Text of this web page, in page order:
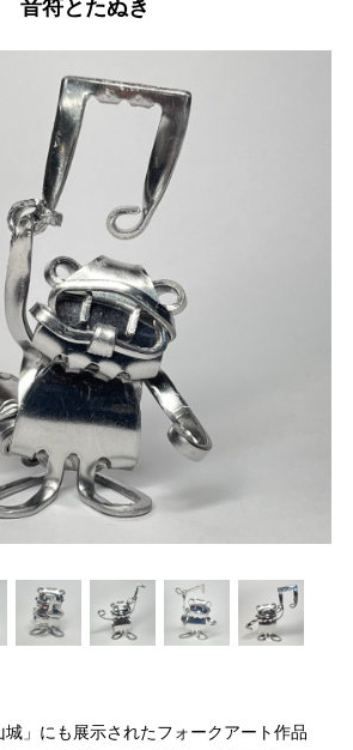
音符とたぬき
」にも展示されたフォークアート作品